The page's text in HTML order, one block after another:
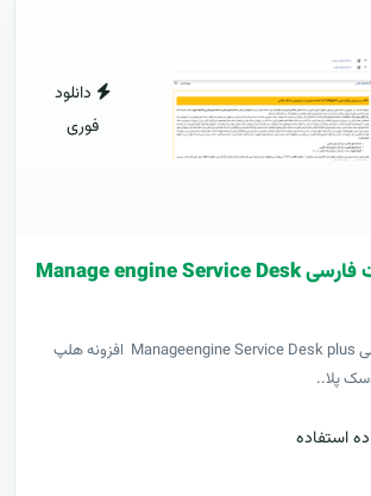
دانلود
فوری
افزونه هلپ کارت فارسی Manage engine Service Desk
افزونه هلپ کارت فارسی Manageengine Service Desk plus افزونه هلپ
پلا..
استفاده